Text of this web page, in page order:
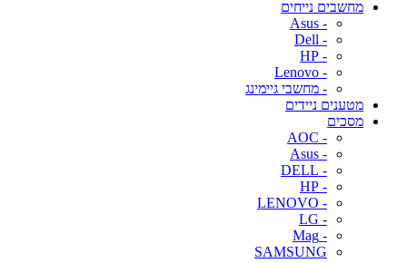
מחשבים נייחים
- Asus
- Dell
- HP
- Lenovo
- מחשבי גיימינג
מטענים ניידים
מסכים
- AOC
- Asus
- DELL
- HP
- LENOVO
- LG
- Mag
SAMSUNG